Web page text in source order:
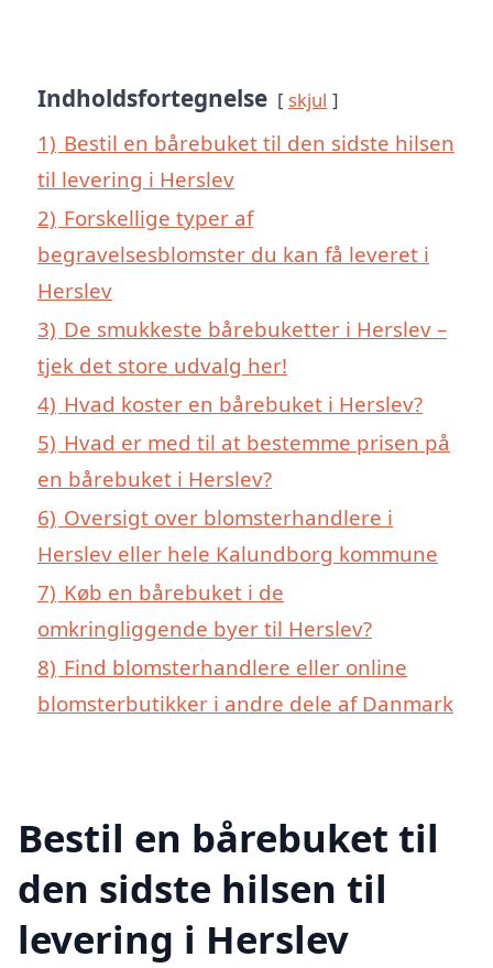
Indholdsfortegnelse skjul
1) Bestil en bårebuket til den sidste hilsen
til levering i Herslev
2) Forskellige typer af
begravelsesblomster du kan få leveret i
Herslev
3) De smukkeste bårebuketter i Herslev –
tjek det store udvalg her!
4) Hvad koster en bårebuket i Herslev?
5) Hvad er med til at bestemme prisen på
en bårebuket i Herslev?
6) Oversigt over blomsterhandlere i
Herslev eller hele Kalundborg kommune
7) Køb en bårebuket i de
omkringliggende byer til Herslev?
8) Find blomsterhandlere eller online
blomsterbutikker i andre dele af Danmark
Bestil en bårebuket til
den sidste hilsen til
levering i Herslev